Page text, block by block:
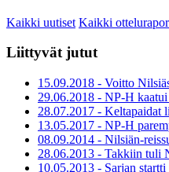
Kaikki uutiset Kaikki
Liittyvät jutut
15.09.2018 - Voitto
29.06.2018 - NP-H
28.07.2017 - Keltapaidat
13.05.2017 - NP-H
08.09.2014 - Nilsiän-
28.06.2013 - Takkiin tuli
10.05.2013 - Sarjan